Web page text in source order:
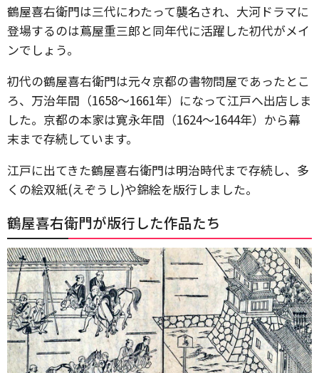
鶴屋喜右衛門は三代にわたって襲名され、大河ドラマに
登場するのは蔦屋重三郎と同年代に活躍した初代がメイ
ンでしょう。
初代の鶴屋喜右衛門は元々京都の書物問屋であったとこ
ろ、万治年間（1658～1661年）になって江戸へ出店しま
した。京都の本家は寛永年間（1624～1644年）から幕
末まで存続しています。
江戸に出てきた鶴屋喜右衛門は明治時代まで存続し、多
くの絵双紙(えぞうし)や錦絵を版行しました。
鶴屋喜右衛門が版行した作品たち